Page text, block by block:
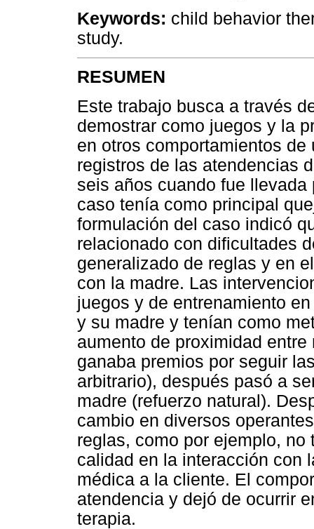
Keywords: child behavior
study.
RESUMEN
Este trabajo busca a través
demostrar como juegos y la
en otros comportamientos
registros de las atendencias
seis años cuando fue
caso tenía como principal
formulación del caso indicó
relacionado con dificultades
generalizado de reglas y en
con la madre. Las
juegos y de entrenamiento
y su madre y tenían como
aumento de proximidad
ganaba premios por seguir
arbitrario), después pasó a
madre (refuerzo natural).
cambio en diversos
reglas, como por ejemplo,
calidad en la interacción con
médica a la cliente. El
atendencia y dejó de ocurrir
terapia.